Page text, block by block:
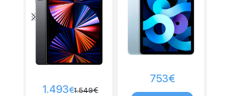
1.549€
1.493€
753€